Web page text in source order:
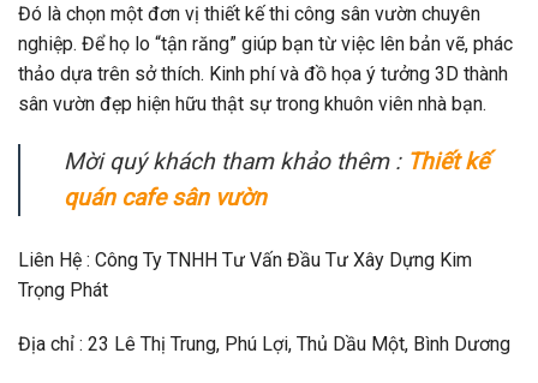
Đó là chọn một đơn vị thiết kế thi công sân vườn chuyên
nghiệp. Để họ lo “tận răng” giúp bạn từ việc lên bản vẽ, phác
thảo dựa trên sở thích. Kinh phí và đồ họa ý tưởng 3D thành
sân vườn đẹp hiện hữu thật sự trong khuôn viên nhà bạn.
Mời quý khách tham khảo thêm : Thiết kế
quán cafe sân vườn
Liên Hệ : Công Ty TNHH Tư Vấn Đầu Tư Xây Dựng Kim
Trọng Phát
Địa chỉ : 23 Lê Thị Trung, Phú Lợi, Thủ Dầu Một, Bình Dương